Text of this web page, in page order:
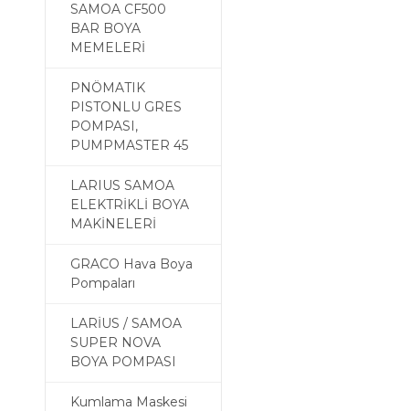
SAMOA CF500
BAR BOYA
MEMELERİ
PNÖMATIK
PISTONLU GRES
POMPASI,
PUMPMASTER 45
LARIUS SAMOA
ELEKTRİKLİ BOYA
MAKİNELERİ
GRACO Hava Boya
Pompaları
LARİUS / SAMOA
SUPER NOVA
BOYA POMPASI
Kumlama Maskesi